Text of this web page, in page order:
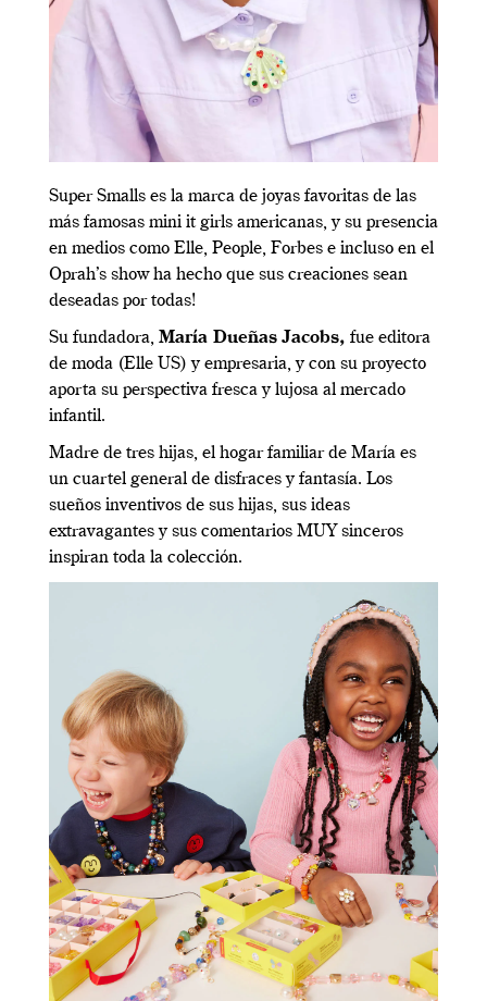
Super Smalls es la marca de joyas favoritas de las
más famosas mini it girls americanas, y su presencia
en medios como Elle, People, Forbes e incluso en el
Oprah’s show ha hecho que sus creaciones sean
deseadas por todas!
Su fundadora, María Dueñas Jacobs, fue editora
de moda (Elle US) y empresaria, y con su proyecto
aporta su perspectiva fresca y lujosa al mercado
infantil.
Madre de tres hijas, el hogar familiar de María es
un cuartel general de disfraces y fantasía. Los
sueños inventivos de sus hijas, sus ideas
extravagantes y sus comentarios MUY sinceros
inspiran toda la colección.